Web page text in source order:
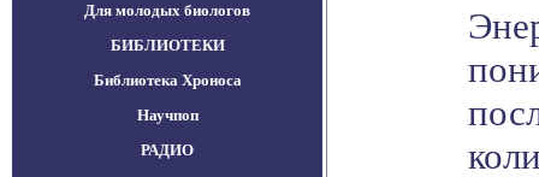
Для молодых биологов
БИБЛИОТЕКИ
Библиотека Хроноса
Научпоп
РАДИО